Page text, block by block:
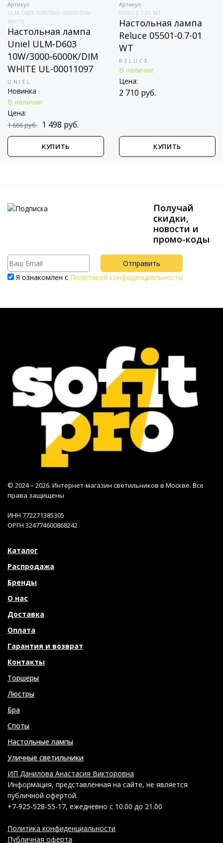
Артикул
ULM-D603 10W/3000-6000K/DIM
WHITE
Настольная лампа
Uniel ULM-D603
10W/3000-6000K/DIM
WHITE UL-00011097
UNIEL
Новинка
В наличии
Цена:
1 666 руб. 1 498 руб.
КУПИТЬ
Артикул
05501-0.7-01 WT
Настольная лампа
Reluce 05501-0.7-01
WT
RELUCE
В наличии
Цена:
2 710 руб.
КУПИТЬ
Получай
скидки,
новости и
промо-коды
Я ознакомлен с Политикой конфиденциальности
© 2024 – 2026. Интернет-магазин светильников в Москве. Все
права защищены
ИНН 772271385305
ОРГН 324774600868242
Каталог
Распродажа
Бренды
О нас
Доставка
Оплата
Гарантия и возврат
Контакты
Торшеры
Люстры
Бра
Споты
Настольные лампы
Уличные светильники
ИП Данилова Анастасия Викторовна
Информация, представленная на сайте, не является
публичной офертой.
+7-925-528-55-17, ежедневно с 10.00 до 21.00
Политика конфиденциальности
Публичная оферта